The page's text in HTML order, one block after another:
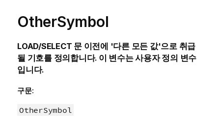
OtherSymbol
LOAD/SELECT 문 이전에 '다른 모든 값'으로 취급
될 기호를 정의합니다. 이 변수는 사용자 정의 변수
입니다.
구문:
OtherSymbol